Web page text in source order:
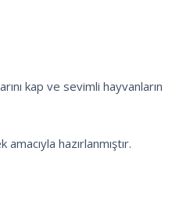
kap ve sevimli hayvanların
hazırlanmıştır.